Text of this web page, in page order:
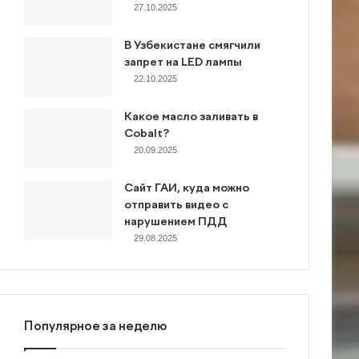
27.10.2025
В Узбекистане смягчили
запрет на LED лампы
22.10.2025
Какое масло заливать в
Cobalt?
20.09.2025
Сайт ГАИ, куда можно
отправить видео с
нарушением ПДД
29.08.2025
Популярное за неделю